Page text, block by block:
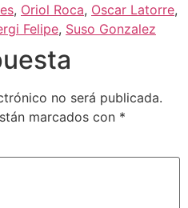
, Oriol Roca, Oscar Latorre,
Felipe, Suso Gonzalez
no será publicada.
marcados con *